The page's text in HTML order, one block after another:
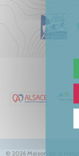
© 2026 Maison de la